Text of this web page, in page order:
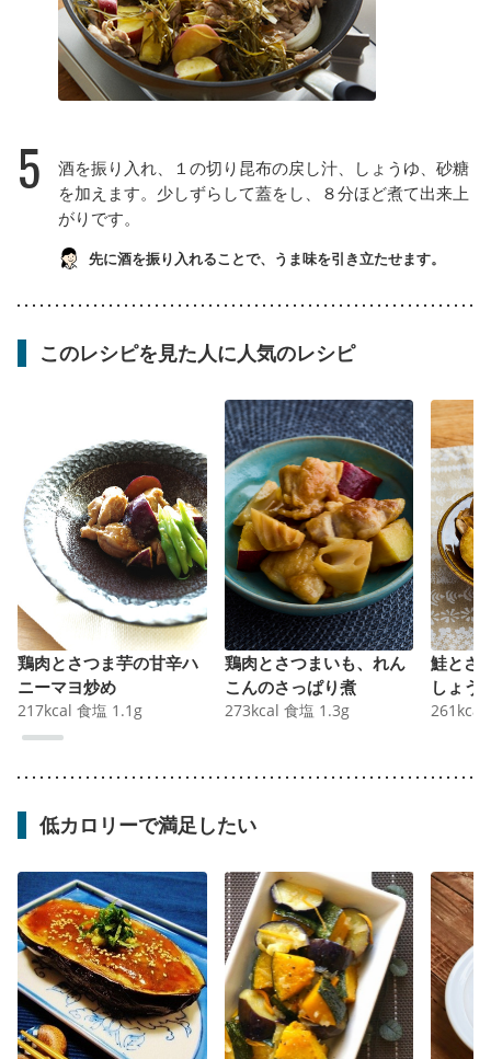
5
酒を振り入れ、１の切り昆布の戻し汁、しょうゆ、砂糖
を加えます。少しずらして蓋をし、８分ほど煮て出来上
がりです。
先に酒を振り入れることで、うま味を引き立たせます。
このレシピを見た人に人気のレシピ
鶏肉とさつま芋の甘辛ハ
ニーマヨ炒め
217kcal 食塩 1.1 g
鶏肉とさつまいも、れん
こんのさっぱり煮
273kcal 食塩 1.3g
鮭とさ
しょう
261 kcal
低カロリーで満足したい